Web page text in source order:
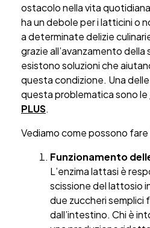
ostacolo nella vita
ha un debole per i latticini o
a determinate delizie
grazie all’avanzamento della
esistono soluzioni che
questa condizione. Una
questa problematica sono le
PLUS.
Vediamo come possono
Funzionamento
L’enzima lattasi è
scissione del lattosio
due zuccheri semplici
dall’intestino. Chi è